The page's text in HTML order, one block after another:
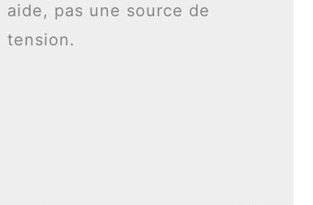
aide, pas une source de
tension.